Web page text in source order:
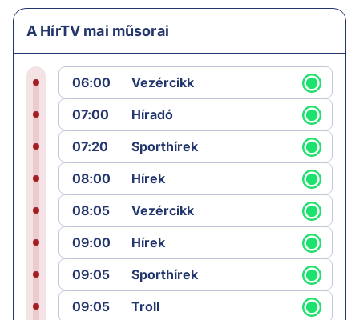
A HírTV mai műsorai
06:00
Vezércikk
07:00
Híradó
07:20
Sporthírek
08:00
Hírek
08:05
Vezércikk
09:00
Hírek
09:05
Sporthírek
09:05
Troll